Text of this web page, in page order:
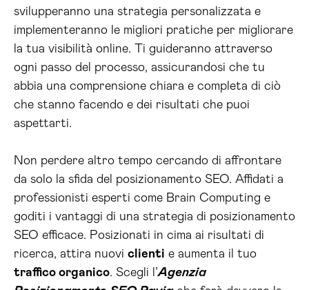
svilupperanno una strategia personalizzata e
implementeranno le migliori pratiche per migliorare
la tua visibilità online. Ti guideranno attraverso
ogni passo del processo, assicurandosi che tu
abbia una comprensione chiara e completa di ciò
che stanno facendo e dei risultati che puoi
aspettarti.
Non perdere altro tempo cercando di affrontare
da solo la sfida del posizionamento SEO. Affidati a
professionisti esperti come Brain Computing e
goditi i vantaggi di una strategia di posizionamento
SEO efficace. Posizionati in cima ai risultati di
ricerca, attira nuovi clienti e aumenta il tuo
traffico organico. Scegli l’Agenzia